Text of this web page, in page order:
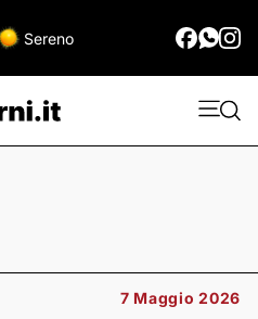
Sereno
7 Maggio 2026